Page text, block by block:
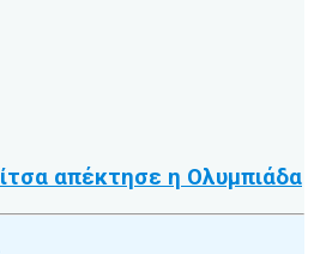
απέκτησε η Ολυμπιάδα